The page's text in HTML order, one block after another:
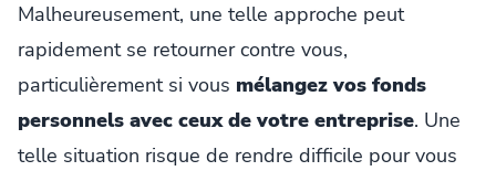
Malheureusement, une telle approche peut
rapidement se retourner contre vous,
particulièrement si vous mélangez vos fonds
personnels avec ceux de votre entreprise. Une
telle situation risque de rendre difficile pour vous